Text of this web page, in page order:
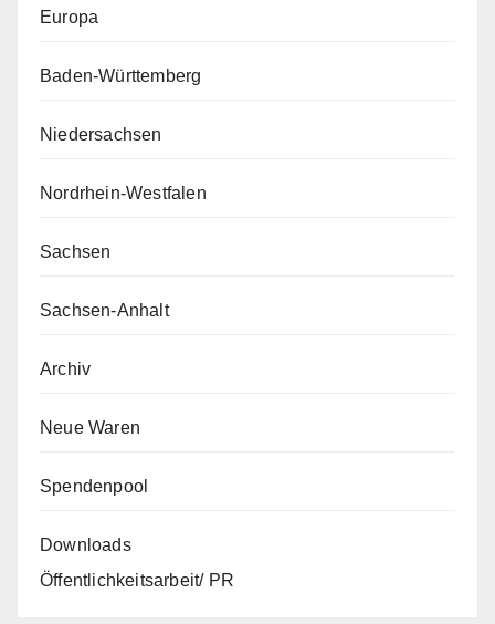
Europa
Baden-Württemberg
Niedersachsen
Nordrhein-Westfalen
Sachsen
Sachsen-Anhalt
Archiv
Neue Waren
Spendenpool
Downloads
Öffentlichkeitsarbeit/ PR